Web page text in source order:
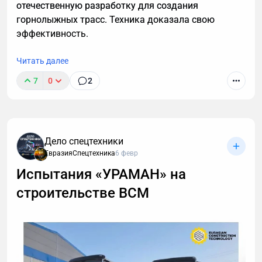
отечественную разработку для создания
горнолыжных трасс. Техника доказала свою
эффективность.
Читать далее
7 0 2
Дело спецтехники
ЕвразияСпецтехника6 февр
Испытания «УРАМАН» на
строительстве ВСМ